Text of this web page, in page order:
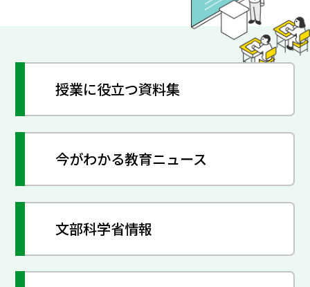
授業に役立つ資料集
今がわかる教育ニュース
文部科学省情報